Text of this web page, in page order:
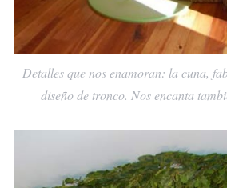
Detalles que nos enamoran: la cuna,
diseño de tronco. Nos encanta